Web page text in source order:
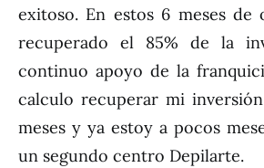
exitoso. En estos 6 meses de
recuperado el 85% de la
continuo apoyo de la
calculo recuperar mi
meses y ya estoy a pocos
un segundo centro Depilarte.